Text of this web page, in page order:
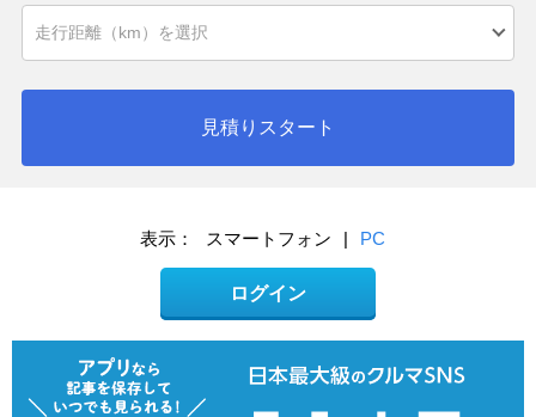
見積りスタート
表示： スマートフォン PC
ログイン